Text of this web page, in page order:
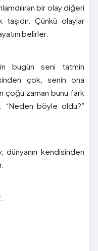
bir olay diğeri
taşıdır. Çünkü olaylar
belirler.
bugün seni tatmin
çok, senin ona
çoğu zaman bunu fark
“Neden böyle oldu?”
kendisinden